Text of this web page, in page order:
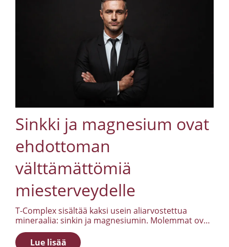
Sinkki ja magnesium ovat
ehdottoman
välttämättömiä
miesterveydelle
T-Complex sisältää kaksi usein aliarvostettua
mineraalia: sinkin ja magnesiumin. Molemmat ovat
mukana monissa kehon prosesseissa, ja
molemmat ovat olennaisia miehille, jotka haluavat
Lue lisää